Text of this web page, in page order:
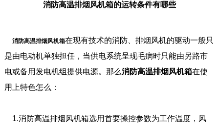
消防高温排烟风机箱的运转条件有哪些
消防高温排烟风机箱在现有技术的消防、排烟风机的驱动一般只
是由电动机单独担任，当供电系统呈现毛病时只能由另路市
电或备用发电机组提供电源。那么消防高温排烟风机箱在使
用上特色怎么：
1.消防高温排烟风机箱选用首要操控参数为工作温度，风